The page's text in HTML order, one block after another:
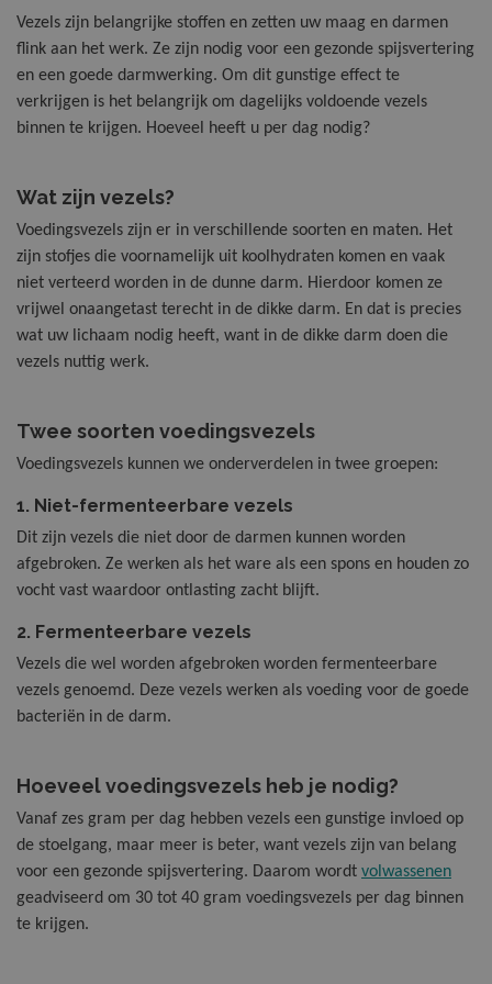
Vitamine
Vitamine C
Vitamine D
Multi
Multi Vitaal
Botten en gewrichten
Q10 Forte
Vitamine D
Energie
Huid, Haar & Nagels
Nachtrust & Stress
PMS & Overgang
Stoelgang & Spijsvertering
Vezels zijn belangrijke stoffen en zetten uw maag en darmen
flink aan het werk. Ze zijn nodig voor een gezonde spijsvertering
en een goede darmwerking. Om dit gunstige effect te
verkrijgen is het belangrijk om dagelijks voldoende vezels
binnen te krijgen. Hoeveel heeft u per dag nodig?
Wat zijn vezels?
Voedingsvezels zijn er in verschillende soorten en maten. Het
zijn stofjes die voornamelijk uit koolhydraten komen en vaak
niet verteerd worden in de dunne darm. Hierdoor komen ze
vrijwel onaangetast terecht in de dikke darm. En dat is precies
wat uw lichaam nodig heeft, want in de dikke darm doen die
vezels nuttig werk.
Twee soorten voedingsvezels
Voedingsvezels kunnen we onderverdelen in twee groepen:
1. Niet-fermenteerbare vezels
Dit zijn vezels die niet door de darmen kunnen worden
afgebroken. Ze werken als het ware als een spons en houden zo
vocht vast waardoor ontlasting zacht blijft.
2. Fermenteerbare vezels
Vezels die wel worden afgebroken worden fermenteerbare
vezels genoemd. Deze vezels werken als voeding voor de goede
bacteriën in de darm.
Hoeveel voedingsvezels heb je nodig?
Vanaf zes gram per dag hebben vezels een gunstige invloed op
de stoelgang, maar meer is beter, want vezels zijn van belang
voor een gezonde spijsvertering. Daarom wordt volwassenen
geadviseerd om 30 tot 40 gram voedingsvezels per dag binnen
te krijgen.